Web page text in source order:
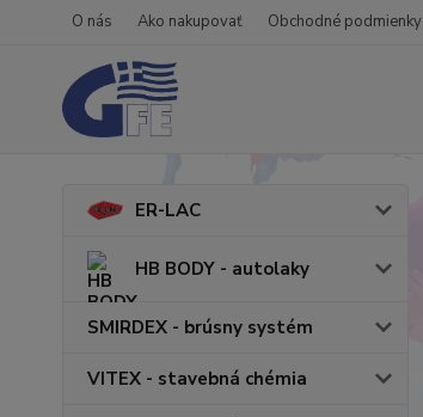
O nás Ako nakupovať Obchodné podmienky
ER-LAC
HB BODY - autolaky
SMIRDEX - brúsny systém
VITEX - stavebná chémia